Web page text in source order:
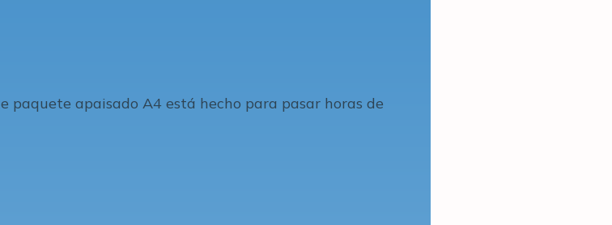
paquete apaisado A4 está hecho para pasar horas de